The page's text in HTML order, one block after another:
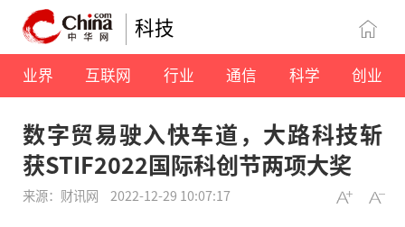
科技
业界 互联网 行业 通信 科学 创业
数字贸易驶入快车道，大路科技斩
获STIF2022国际科创节两项大奖
来源：财讯网 2022-12-29 10:07:17